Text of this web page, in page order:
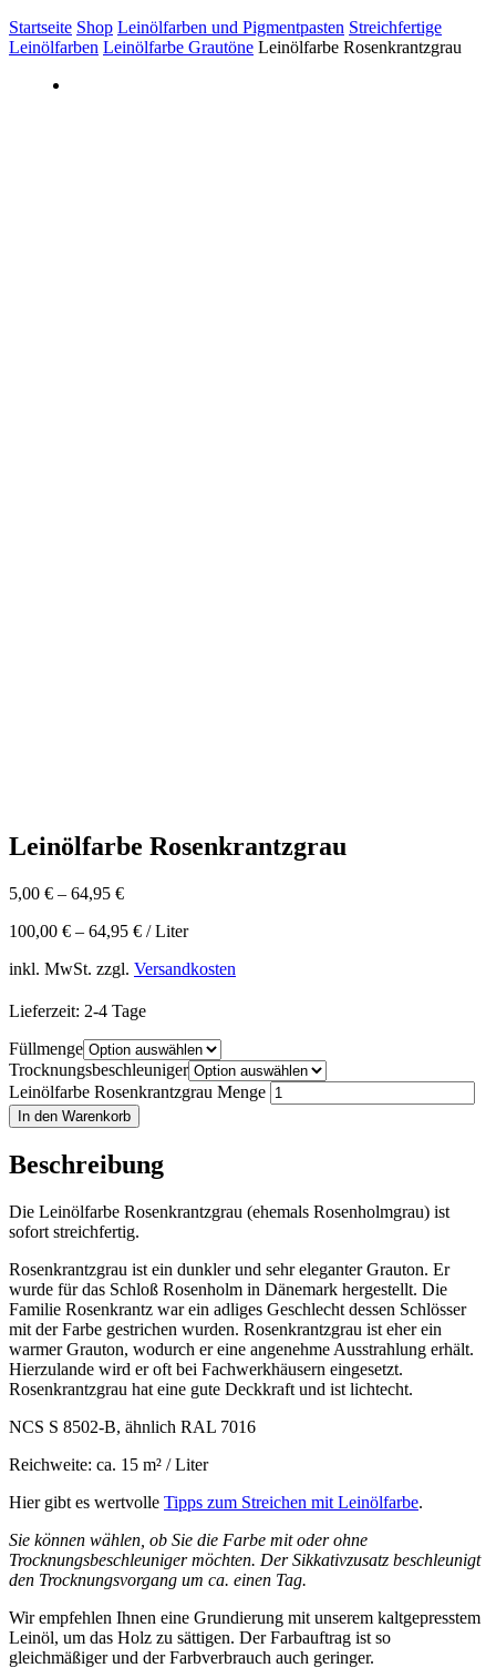
Startseite Shop Leinölfarben und Pigmentpasten Streichfertige
Leinölfarben Leinölfarbe Grautöne Leinölfarbe Rosenkrantzgrau
Leinölfarbe Rosenkrantzgrau
5,00 € – 64,95 €
100,00 € – 64,95 € /Liter
inkl. MwSt. zzgl. Versandkosten
Lieferzeit: 2-4 Tage
Füllmenge
Trocknungsbeschleuniger
Leinölfarbe Rosenkrantzgrau Menge
In den Warenkorb
Beschreibung
Die Leinölfarbe Rosenkrantzgrau (ehemals Rosenholmgrau) ist
sofort streichfertig.
Rosenkrantzgrau ist ein dunkler und sehr eleganter Grauton. Er
wurde für das Schloß Rosenholm in Dänemark hergestellt. Die
Familie Rosenkrantz war ein adliges Geschlecht dessen Schlösser
mit der Farbe gestrichen wurden. Rosenkrantzgrau ist eher ein
warmer Grauton, wodurch er eine angenehme Ausstrahlung erhält.
Hierzulande wird er oft bei Fachwerkhäusern eingesetzt.
Rosenkrantzgrau hat eine gute Deckkraft und ist lichtecht.
NCS S 8502-B, ähnlich RAL 7016
Reichweite: ca. 15 m² / Liter
Hier gibt es wertvolle Tipps zum Streichen mit Leinölfarbe.
Sie können wählen, ob Sie die Farbe mit oder ohne
Trocknungsbeschleuniger möchten. Der Sikkativzusatz beschleunigt
den Trocknungsvorgang um ca. einen Tag.
Wir empfehlen Ihnen eine Grundierung mit unserem kaltgepresstem
Leinöl, um das Holz zu sättigen. Der Farbauftrag ist so
gleichmäßiger und der Farbverbrauch auch geringer.